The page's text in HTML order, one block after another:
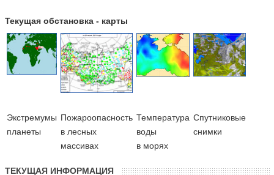
Текущая обстановка - карты
Экстремумы
планеты
Пожароопасность
в лесных
массивах
Температура
воды
в морях
Cпутниковые
снимки
ТЕКУЩАЯ ИНФОРМАЦИЯ